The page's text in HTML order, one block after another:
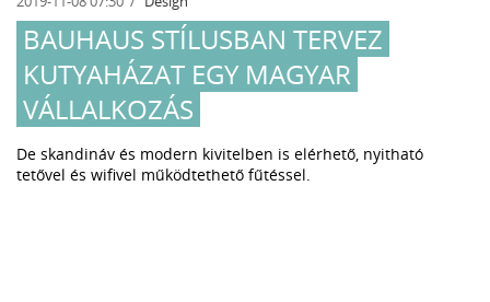
BAUHAUS STÍLUSBAN TERVEZ
KUTYAHÁZAT EGY MAGYAR
VÁLLALKOZÁS
De skandináv és modern kivitelben is elérhető, nyitható
tetővel és wifivel működtethető fűtéssel.